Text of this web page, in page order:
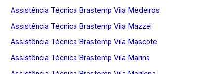
Assistência Técnica Brastemp Vila Medeiros
Assistência Técnica Brastemp Vila Mazzei
Assistência Técnica Brastemp Vila Mascote
Assistência Técnica Brastemp Vila Marina